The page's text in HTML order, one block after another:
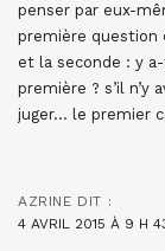
penser par eux-
première question
et la seconde : y
première ? s’il n’y
juger… le premier
AZRINE DIT :
4 AVRIL 2015 À 9 H